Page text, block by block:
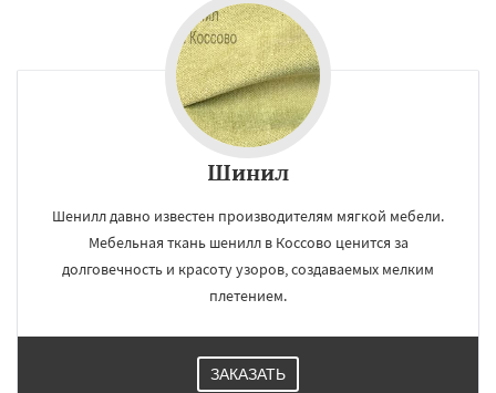
Шинил
Шенилл давно известен производителям мягкой мебели.
Мебельная ткань шенилл в Коссово ценится за
долговечность и красоту узоров, создаваемых мелким
плетением.
ЗАКАЗАТЬ